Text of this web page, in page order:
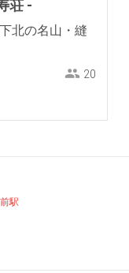
荘 -
北の名山・縫
20
駅